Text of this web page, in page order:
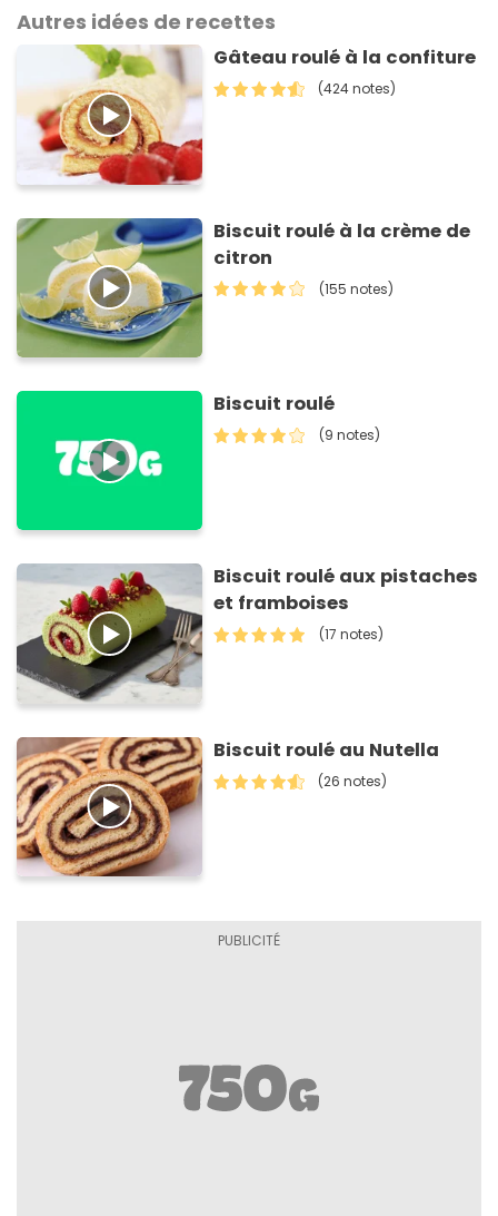
Autres idées de recettes
Gâteau roulé à la confiture
(424 notes)
Biscuit roulé à la crème de
citron
(155 notes)
Biscuit roulé
(9 notes)
Biscuit roulé aux pistaches
et framboises
(17 notes)
Biscuit roulé au Nutella
(26 notes)